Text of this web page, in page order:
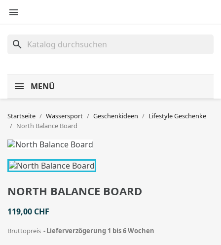

search
MENÜ
Startseite Wassersport Geschenkideen
Lifestyle Geschenke
North Balance Board
NORTH BALANCE BOARD
119,00 CHF
Bruttopreis Lieferverzögerung 1 bis 6 Wochen